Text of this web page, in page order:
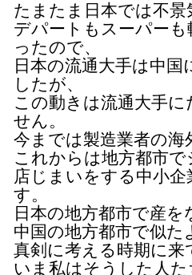
たまたま日本では不
デパートもスーパー
ったので、
日本の流通大手は中
したが、
この動きは流通大手
せん。
今までは製造業者の
これからは地方都市
店じまいをする中小
す。
日本の地方都市で産を
中国の地方都市で似
真剣に考える時期に
いま私はそうした人